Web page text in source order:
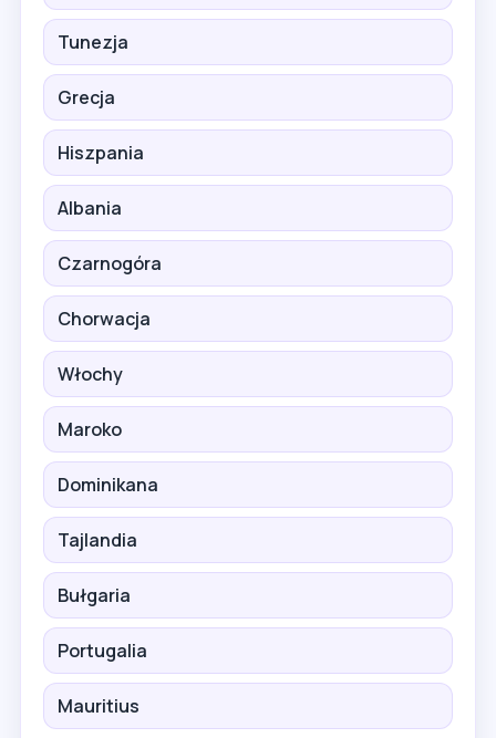
Tunezja
Grecja
Hiszpania
Albania
Czarnogóra
Chorwacja
Włochy
Maroko
Dominikana
Tajlandia
Bułgaria
Portugalia
Mauritius